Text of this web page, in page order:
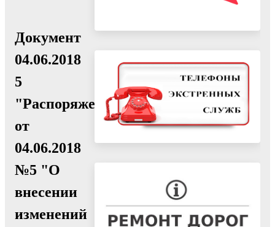
Документ
04.06.2018
5
"Распоряжение
от
04.06.2018
№5 "О
внесении
изменений